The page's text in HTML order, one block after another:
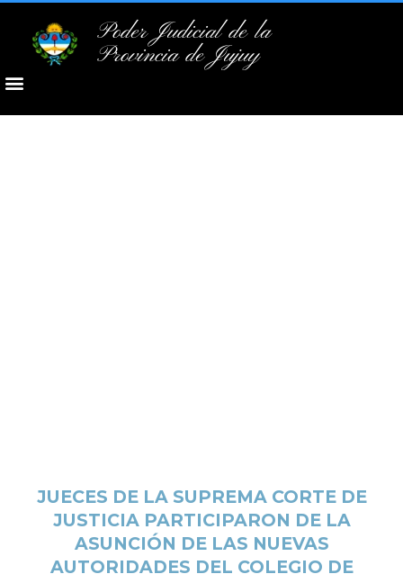
Poder Judicial de la
Provincia de Jujuy
JUECES DE LA SUPREMA CORTE DE
JUSTICIA PARTICIPARON DE LA
ASUNCIÓN DE LAS NUEVAS
AUTORIDADES DEL COLEGIO DE